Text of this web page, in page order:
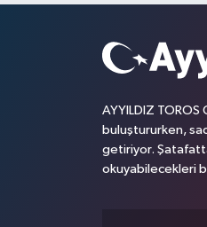
AYYILDIZ TOROS
buluştururken,
getiriyor.
okuyabilecekleri